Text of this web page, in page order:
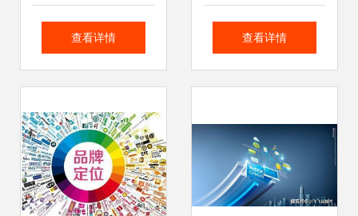
思创水性解决方案
助剂领域的技术推
广
查看详情
公司 引领最新数码
流
查看详情